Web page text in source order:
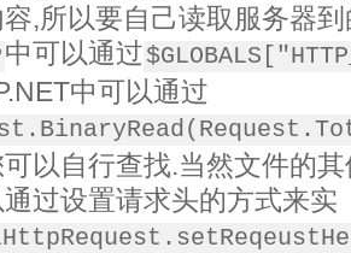
,所以要自己读取服务器
中可以通过
中可以通过
以自行查找.当然文件的
过设置请求头的方式来实